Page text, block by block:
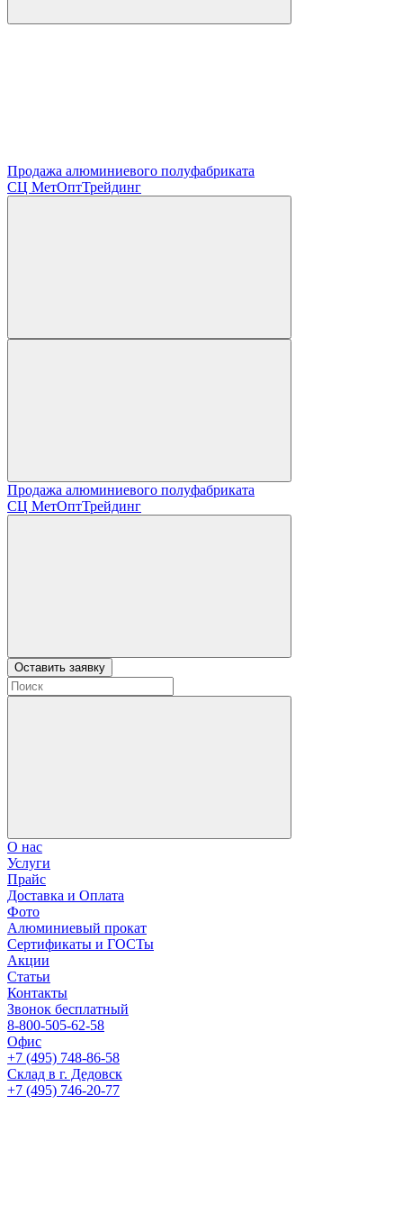
Продажа алюминиевого полуфабриката
СЦ МетОптТрейдинг
Продажа алюминиевого полуфабриката
СЦ МетОптТрейдинг
Оставить заявку
О нас
Услуги
Прайс
Доставка и Оплата
Фото
Алюминиевый прокат
Сертификаты и ГОСТы
Акции
Статьи
Контакты
Звонок бесплатный
8-800-505-62-58
Офис
+7 (495) 748-86-58
Склад в г. Дедовск
+7 (495) 746-20-77